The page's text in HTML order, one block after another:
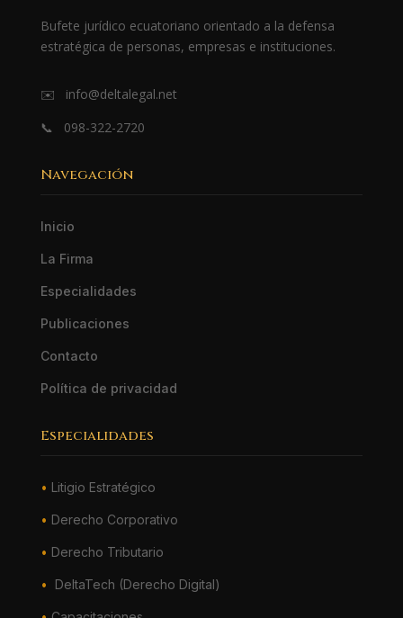
Bufete jurídico ecuatoriano orientado a la defensa
estratégica de personas, empresas e instituciones.
✉️ info@deltalegal.net
📞 098-322-2720
Navegación
Inicio
La Firma
Especialidades
Publicaciones
Contacto
Política de privacidad
Especialidades
• Litigio Estratégico
• Derecho Corporativo
• Derecho Tributario
• DeltaTech (Derecho Digital)